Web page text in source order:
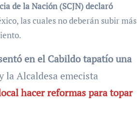
de la Nación (SCJN) declaró
las cuales no deberán subir más
en el Cabildo tapatío una
la Alcaldesa emecista
hacer reformas para topar